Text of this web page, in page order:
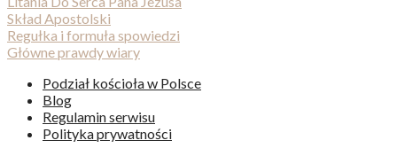
Skład Apostolski
Regułka i formuła spowiedzi
Główne prawdy wiary
Podział kościoła w Polsce
Blog
Regulamin serwisu
Polityka prywatności